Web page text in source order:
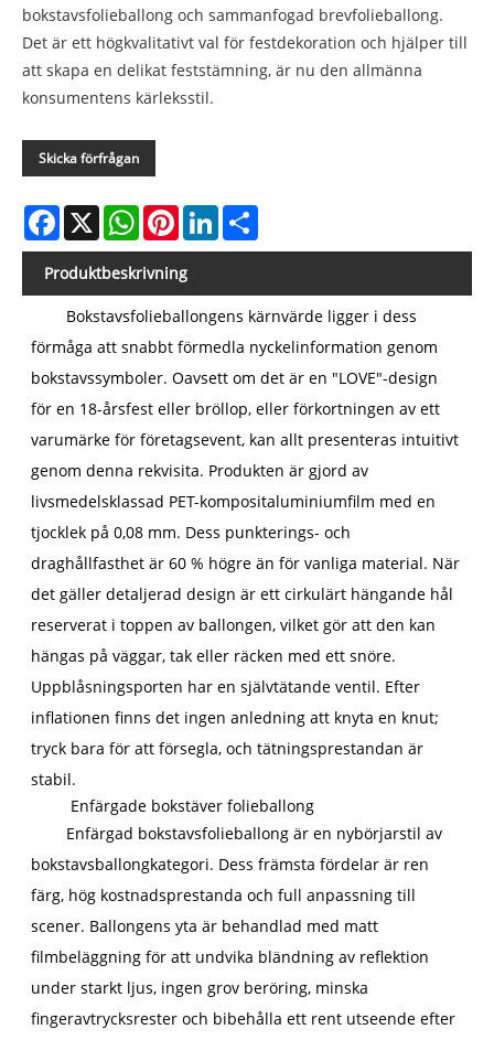
bokstavsfolieballong och sammanfogad brevfolieballong.
Det är ett högkvalitativt val för festdekoration och hjälper till
att skapa en delikat feststämning, är nu den allmänna
konsumentens kärleksstil.
Skicka förfrågan
Facebook
X WhatsAppPinterestLinkedIn
Produktbeskrivning
Bokstavsfolieballongens kärnvärde ligger i dess
förmåga att snabbt förmedla nyckelinformation genom
bokstavssymboler. Oavsett om det är en "LOVE"-design
för en 18-årsfest eller bröllop, eller förkortningen av ett
varumärke för företagsevent, kan allt presenteras intuitivt
genom denna rekvisita. Produkten är gjord av
livsmedelsklassad PET-kompositaluminiumfilm med en
tjocklek på 0,08 mm. Dess punkterings- och
draghållfasthet är 60 % högre än för vanliga material. När
det gäller detaljerad design är ett cirkulärt hängande hål
reserverat i toppen av ballongen, vilket gör att den kan
hängas på väggar, tak eller räcken med ett snöre.
Uppblåsningsporten har en självtätande ventil. Efter
inflationen finns det ingen anledning att knyta en knut;
tryck bara för att försegla, och tätningsprestandan är
stabil.
Enfärgade bokstäver folieballong
Enfärgad bokstavsfolieballong är en nybörjarstil av
bokstavsballongkategori. Dess främsta fördelar är ren
färg, hög kostnadsprestanda och full anpassning till
scener. Ballongens yta är behandlad med matt
filmbeläggning för att undvika bländning av reflektion
under starkt ljus, ingen grov beröring, minska
fingeravtrycksrester och bibehålla ett rent utseende efter